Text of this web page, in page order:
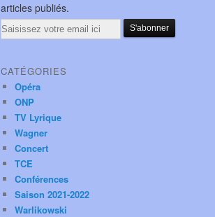
articles publiés.
Email
CATÉGORIES
Opéra
ONP
TV Lyrique
Wagner
Concert
TCE
Conférences
Saison 2021-2022
Warlikowski